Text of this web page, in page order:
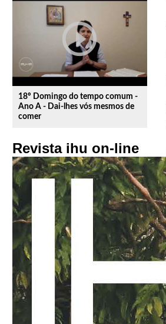
play_circle_outline
18º Domingo do tempo comum -
Ano A - Dai-lhes vós mesmos de
comer
Revista ihu on-line